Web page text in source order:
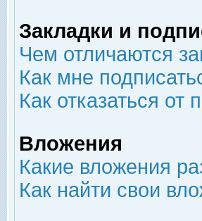
Закладки и
Чем отличаются
Как мне
Как отказаться от
Вложения
Какие вложения
Как найти свои